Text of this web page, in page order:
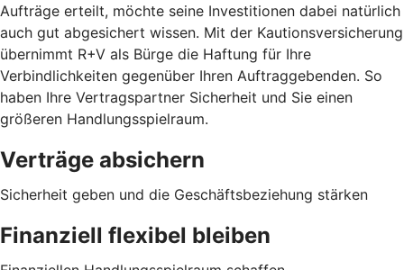
Aufträge erteilt, möchte seine Investitionen dabei natürlich
auch gut abgesichert wissen. Mit der Kautionsversicherung
übernimmt R+V als Bürge die Haftung für Ihre
Verbindlichkeiten gegenüber Ihren Auftraggebenden. So
haben Ihre Vertragspartner Sicherheit und Sie einen
größeren Handlungsspielraum.
Verträge absichern
Sicherheit geben und die Geschäftsbeziehung stärken
Finanziell flexibel bleiben